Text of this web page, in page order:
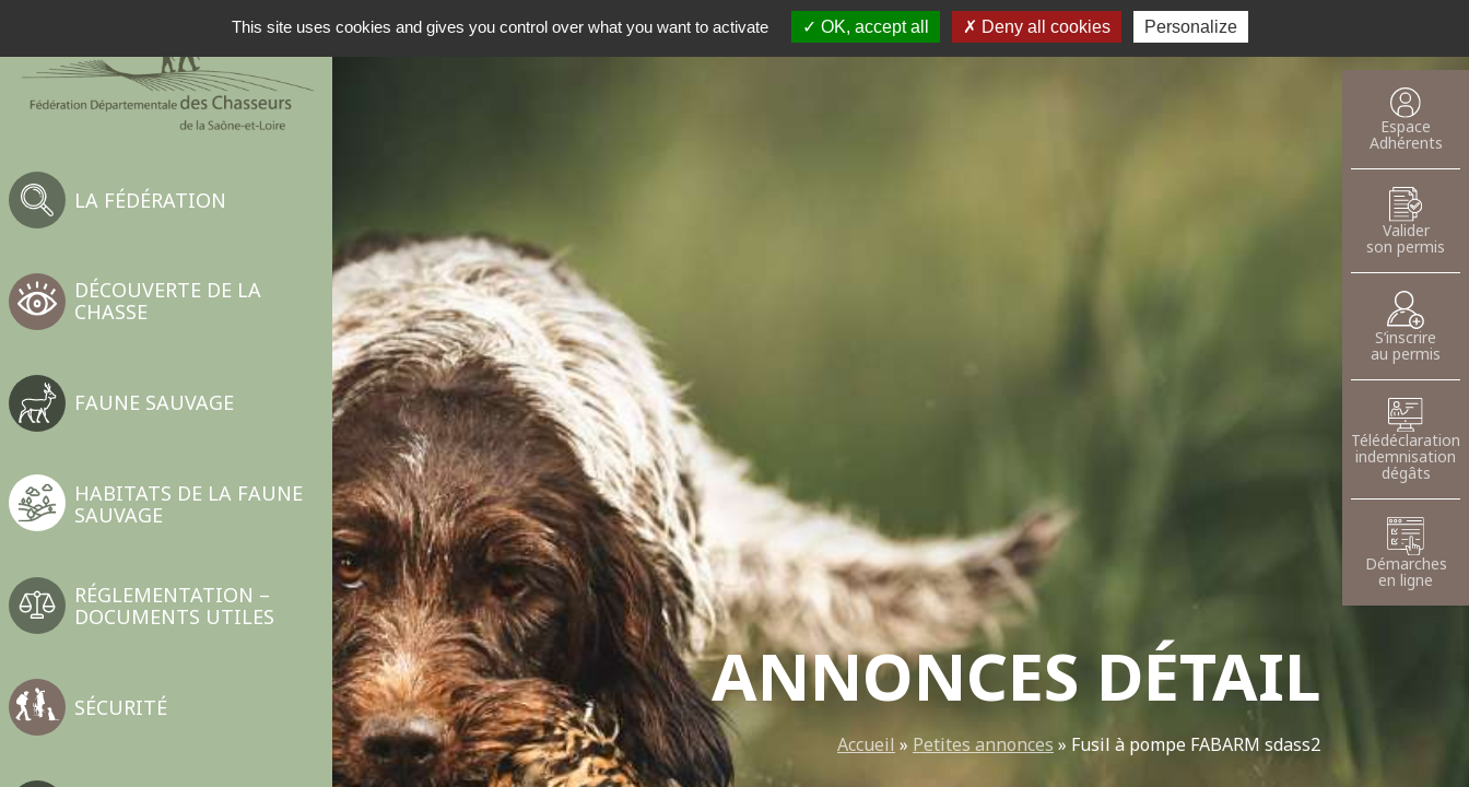
NAVIGATION PRINCIPALE
LA FÉDÉRATION
DÉCOUVERTE DE LA
CHASSE
FAUNE SAUVAGE
HABITATS DE LA FAUNE
SAUVAGE
RÉGLEMENTATION –
DOCUMENTS UTILES
SÉCURITÉ
AG 2026 Déposer une annnonce Recherche pour :
ANNONCES DÉTAIL
Accueil » Petites annonces » Fusil à pompe FABARM sdass2
Espace
Adhérents
Valider
son permis
S’inscrire
au permis
Télédéclaration
indemnisation
dégâts
Démarches
en ligne
This site uses cookies and gives you control over what you want to activate OK, accept all Deny all cookies Personalize